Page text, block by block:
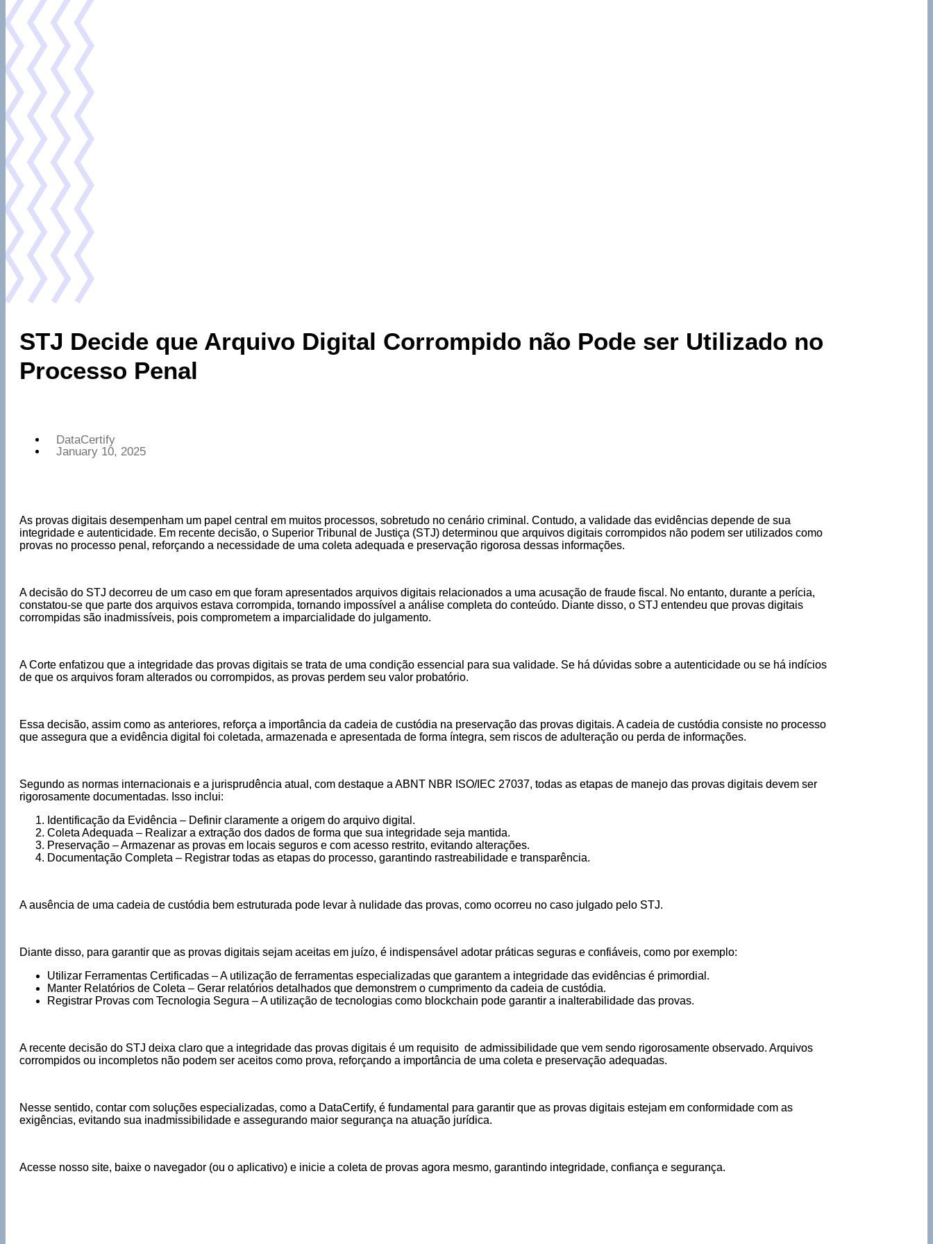
STJ Decide que Arquivo Digital Corrompido não Pode ser Utilizado no
Processo Penal
DataCertify
January 10, 2025
As provas digitais desempenham um papel central em muitos processos, sobretudo no cenário criminal. Contudo, a validade das evidências depende de sua
integridade e autenticidade. Em recente decisão, o Superior Tribunal de Justiça (STJ) determinou que arquivos digitais corrompidos não podem ser utilizados como
provas no processo penal, reforçando a necessidade de uma coleta adequada e preservação rigorosa dessas informações.
A decisão do STJ decorreu de um caso em que foram apresentados arquivos digitais relacionados a uma acusação de fraude fiscal. No entanto, durante a perícia,
constatou-se que parte dos arquivos estava corrompida, tornando impossível a análise completa do conteúdo. Diante disso, o STJ entendeu que provas digitais
corrompidas são inadmissíveis, pois comprometem a imparcialidade do julgamento.
A Corte enfatizou que a integridade das provas digitais se trata de uma condição essencial para sua validade. Se há dúvidas sobre a autenticidade ou se há indícios
de que os arquivos foram alterados ou corrompidos, as provas perdem seu valor probatório.
Essa decisão, assim como as anteriores, reforça a importância da cadeia de custódia na preservação das provas digitais. A cadeia de custódia consiste no processo
que assegura que a evidência digital foi coletada, armazenada e apresentada de forma íntegra, sem riscos de adulteração ou perda de informações.
Segundo as normas internacionais e a jurisprudência atual, com destaque a ABNT NBR ISO/IEC 27037, todas as etapas de manejo das provas digitais devem ser
rigorosamente documentadas. Isso inclui:
Identificação da Evidência – Definir claramente a origem do arquivo digital.
Coleta Adequada – Realizar a extração dos dados de forma que sua integridade seja mantida.
Preservação – Armazenar as provas em locais seguros e com acesso restrito, evitando alterações.
Documentação Completa – Registrar todas as etapas do processo, garantindo rastreabilidade e transparência.
A ausência de uma cadeia de custódia bem estruturada pode levar à nulidade das provas, como ocorreu no caso julgado pelo STJ.
Diante disso, para garantir que as provas digitais sejam aceitas em juízo, é indispensável adotar práticas seguras e confiáveis, como por exemplo:
Utilizar Ferramentas Certificadas – A utilização de ferramentas especializadas que garantem a integridade das evidências é primordial.
Manter Relatórios de Coleta – Gerar relatórios detalhados que demonstrem o cumprimento da cadeia de custódia.
Registrar Provas com Tecnologia Segura – A utilização de tecnologias como blockchain pode garantir a inalterabilidade das provas.
A recente decisão do STJ deixa claro que a integridade das provas digitais é um requisito de admissibilidade que vem sendo rigorosamente observado. Arquivos
corrompidos ou incompletos não podem ser aceitos como prova, reforçando a importância de uma coleta e preservação adequadas.
Nesse sentido, contar com soluções especializadas, como a DataCertify, é fundamental para garantir que as provas digitais estejam em conformidade com as
exigências, evitando sua inadmissibilidade e assegurando maior segurança na atuação jurídica.
Acesse nosso site, baixe o navegador (ou o aplicativo) e inicie a coleta de provas agora mesmo, garantindo integridade, confiança e segurança.